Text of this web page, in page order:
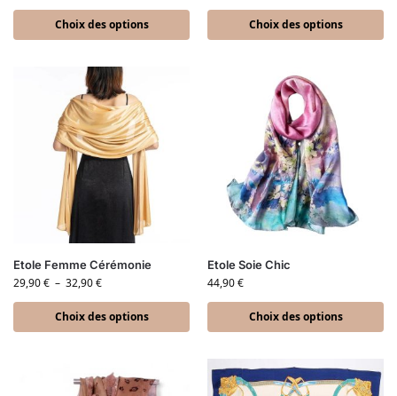
Choix des options Choix des options
Etole Femme Cérémonie
29,90€ – 32,90€
Choix des options
Etole Soie Chic
44,90€
Choix des options